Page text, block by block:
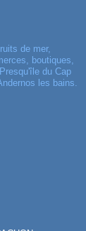
de mer,
boutiques,
du Cap
les bains.